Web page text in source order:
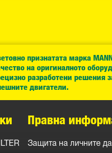
признатата марка
на оригиналното
разработени решения
двигатели.
Правна
Защита на личните